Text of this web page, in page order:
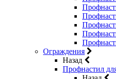
Ограждения
Назад
Профнастил